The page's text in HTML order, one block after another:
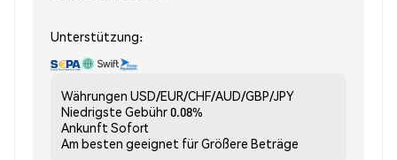
Unterstützung:
Währungen USD/EUR/CHF/AUD/GBP/JPY
Niedrigste Gebühr0.08%
Ankunft Sofort
Am besten geeignet fürGrößere Beträge